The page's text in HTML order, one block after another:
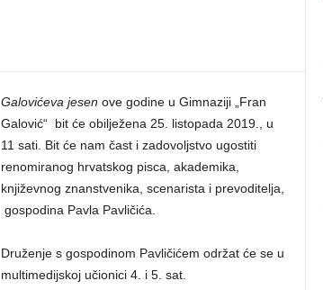
Galovićeva jesen ove godine u Gimnaziji „Fran
Galović“ bit će obilježena 25. listopada 2019., u
11 sati. Bit će nam čast i zadovoljstvo ugostiti
renomiranog hrvatskog pisca, akademika,
književnog znanstvenika, scenarista i prevoditelja,
gospodina Pavla Pavličića.
Druženje s gospodinom Pavličićem održat će se u
multimedijskoj učionici 4. i 5. sat.